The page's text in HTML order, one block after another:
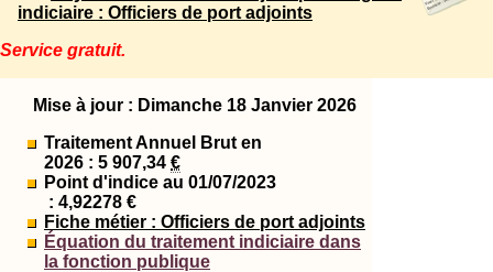
indiciaire : Officiers de port adjoints
Service gratuit.
Mise à jour : Dimanche 18 Janvier 2026
Traitement Annuel Brut en
2026 : 5 907,34 €
Point d'indice au 01/07/2023
: 4,92278 €
Fiche métier : Officiers de port adjoints
Équation du traitement indiciaire dans
la fonction publique